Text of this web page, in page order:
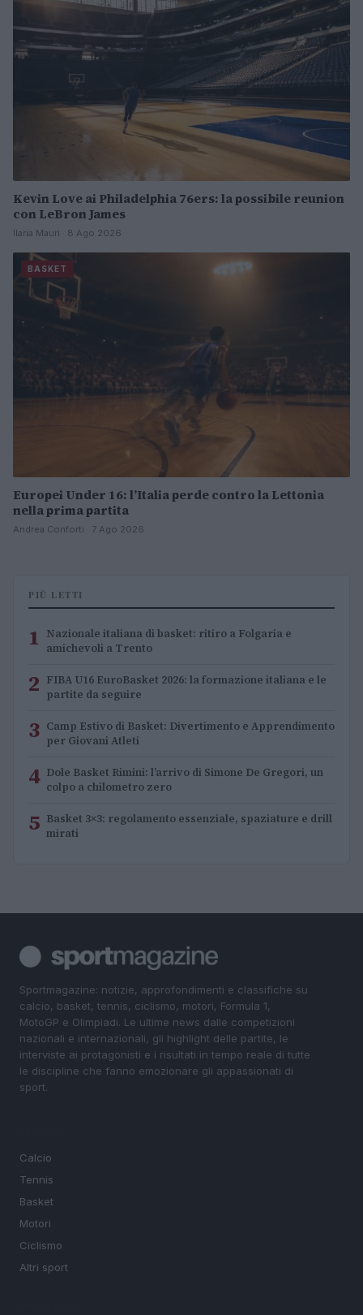
Kevin Love ai Philadelphia 76ers: la possibile reunion
con LeBron James
Ilaria Mauri · 8 Ago 2026
BASKET
Europei Under 16: l’Italia perde contro la Lettonia
nella prima partita
Andrea Conforti · 7 Ago 2026
PIÙ LETTI
1 Nazionale italiana di basket: ritiro a Folgaria e
amichevoli a Trento
2 FIBA U16 EuroBasket 2026: la formazione italiana e le
partite da seguire
3 Camp Estivo di Basket: Divertimento e Apprendimento
per Giovani Atleti
4 Dole Basket Rimini: l’arrivo di Simone De Gregori, un
colpo a chilometro zero
5 Basket 3×3: regolamento essenziale, spaziature e drill
mirati
Sportmagazine: notizie, approfondimenti e classifiche su
calcio, basket, tennis, ciclismo, motori, Formula 1,
MotoGP e Olimpiadi. Le ultime news dalle competizioni
nazionali e internazionali, gli highlight delle partite, le
interviste ai protagonisti e i risultati in tempo reale di tutte
le discipline che fanno emozionare gli appassionati di
sport.
Calcio
Tennis
Basket
Motori
Ciclismo
Altri sport